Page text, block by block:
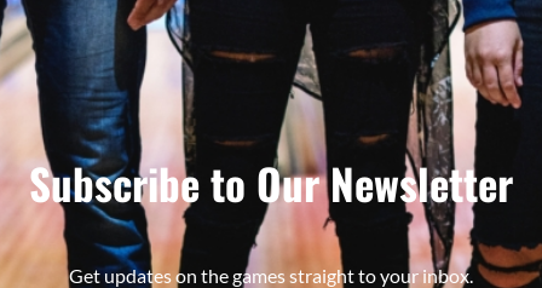
Subscribe to Our Newsletter
Get updates on the games straight to your inbox.